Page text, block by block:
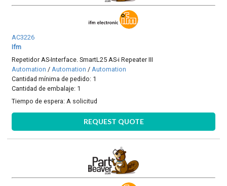
AC3226
Ifm
Repetidor AS-Interface. SmartL25 AS-i Repeater III
Automation /Automation /Automation
Cantidad mínima de pedido: 1
Cantidad de embalaje: 1
Tiempo de espera:A solicitud
REQUEST QUOTE